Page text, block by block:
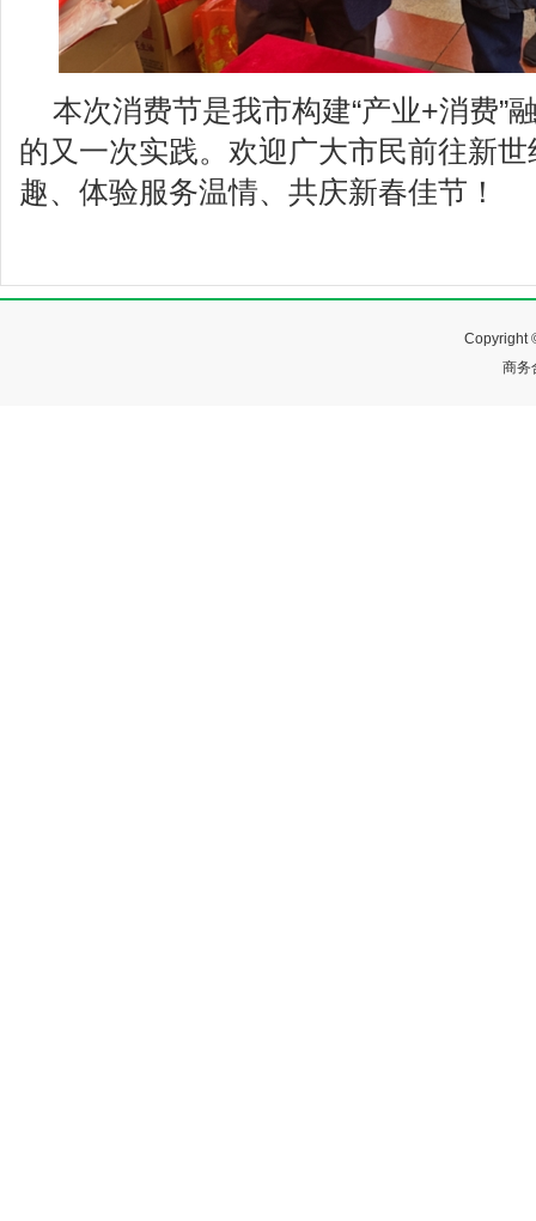
本次消费节是我市构建“产业+消费”
的又一次实践。欢迎广大市民前往新
趣、体验服务温情、共庆新春佳节！
Copyright
商